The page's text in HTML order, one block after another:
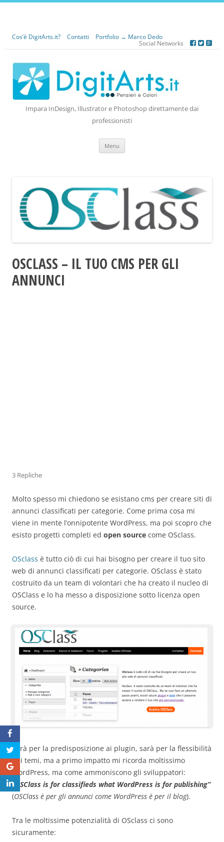
Cos’è DigitArts.it? Contatti
Portfolio → Marco Dedo
Social Networks
Impara InDesign, Illustrator e Photoshop direttamente dai
professionisti
Menu
OSCLASS – IL TUO CMS PER GLI
ANNUNCI
3 Repliche
Molto spesso mi chiedono se esistano cms per creare siti di
annunci classificati per categorie. Come prima cosa mi
viene in mente l’onnipotente WordPress, ma poi scopro che
esisto progetti completi ed open source come OSclass.
OSclass è tutto ciò di cui hai bisogno per creare il tuo sito
web di annunci classificati per categorie. OSclass è stato
costruito da un team di volontari che ha creato il nucleo di
OSClass e lo ha messo a disposizione sotto licenza open
source.
Sarà per la predisposizione ai plugin, sarà per la flessibilità
dei temi, ma a primo impatto mi ricorda moltissimo
WordPress, ma come ammoniscono gli sviluppatori:
“OSClass is for classifieds what WordPress is for publishing”
(OSClass è per gli annunci come WordPress è per il blog).
Tra le moltissime potenzialità di OSclass ci sono
sicuramente: